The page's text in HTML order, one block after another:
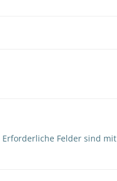
Erforderliche Felder sind mit